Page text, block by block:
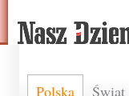
Polska Świat